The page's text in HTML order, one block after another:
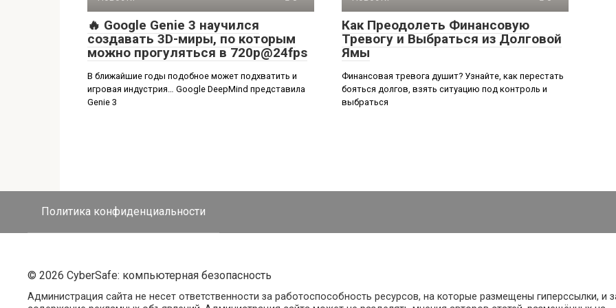
🔥 Google Genie 3 научился
создавать 3D-миры, по которым
можно прогуляться в 720p@24fps
В ближайшие годы подобное может подхватить и
игровая индустрия… Google DeepMind представила
Genie 3
Как Преодолеть Финансовую
Тревогу и Выбраться из Долговой
Ямы
Финансовая тревога душит? Узнайте, как перестать
бояться долгов, взять ситуацию под контроль и
выбраться
Политика конфиденциальности
© 2026 CyberSafe: компьютерная безопасность
Администрация сайта не несет ответственности за работоспособность ресурсов, на которые размещены гиперссылки, и